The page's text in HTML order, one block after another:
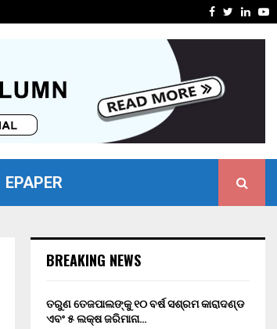
Facebook
Twitter
EPAPER
BREAKING NEWS
ତରୁଣ ତେଜପାଲଙ୍କୁ ୧୦ ବର୍ଷ ସଶ୍ରମ କାରାଦଣ୍ଡ
ଏବଂ ₹୫ ଲକ୍ଷ ଜରିମାନା…